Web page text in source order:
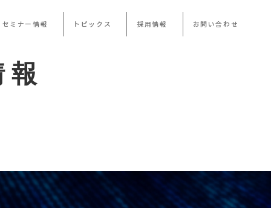
ミナー情報 トピックス 採用情報 お問い合わせ